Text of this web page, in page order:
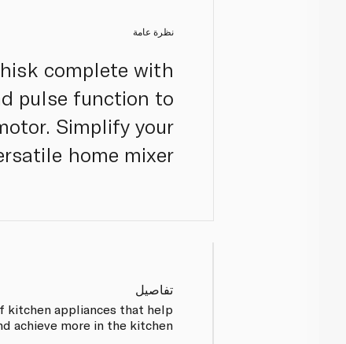
نظرة عامة
complete with
pulse function to
Simplify your
home mixer.
تفاصيل
kitchen appliances that help
achieve more in the kitchen.